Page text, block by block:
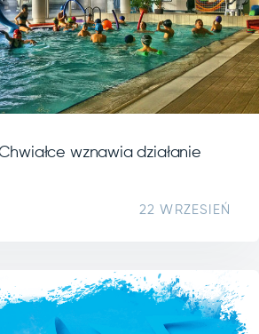
wznawia działanie
22 WRZESIEŃ